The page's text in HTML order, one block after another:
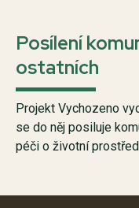
Posílení
ostatních
Projekt Vychozeno
se do něj posiluje
péči o životní